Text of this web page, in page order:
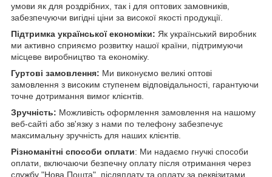
умови як для роздрібних, так і для оптових замовників,
забезпечуючи вигідні ціни за високої якості продукції.
Підтримка української економіки: Як український виробник
ми активно сприяємо розвитку нашої країни, підтримуючи
місцеве виробництво та економіку.
Гуртові замовлення: Ми виконуємо великі оптові
замовлення з високим ступенем відповідальності, гарантуючи
точне дотримання вимог клієнтів.
Зручність: Можливість оформлення замовлення на нашому
веб-сайті або зв'язку з нами по телефону забезпечує
максимальну зручність для наших клієнтів.
Різноманітні способи оплати: Ми надаємо гнучкі способи
оплати, включаючи безпечну оплату після отримання через
службу "Нова Пошта", післяплату та оплату за реквізитами.